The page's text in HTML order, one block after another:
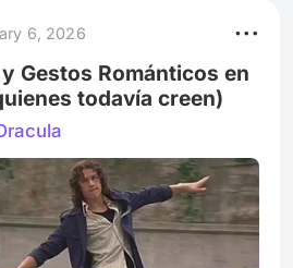
ocurrió un eclipse total de
Luna de Sangre. Ese día se
Sin razón
6, 2026
Gestos Románticos en
todavía creen)